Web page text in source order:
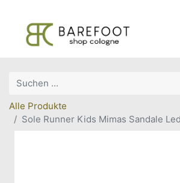
Alle Produkte
Sole Runner Kids Mimas Sandale